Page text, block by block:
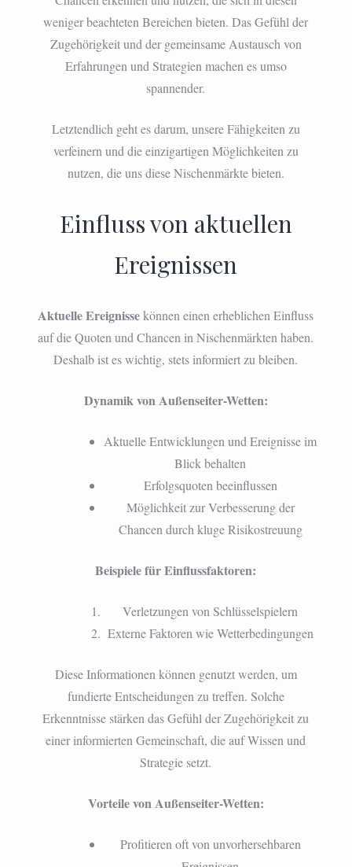
weniger beachteten Bereichen bieten. Das Gefühl der
Zugehörigkeit und der gemeinsame Austausch von
Erfahrungen und Strategien machen es umso
spannender.
Letztendlich geht es darum, unsere Fähigkeiten zu
verfeinern und die einzigartigen Möglichkeiten zu
nutzen, die uns diese Nischenmärkte bieten.
Einfluss von aktuellen
Ereignissen
Aktuelle Ereignissekönnen einen erheblichen Einfluss
auf die Quoten und Chancen in Nischenmärkten haben.
Deshalb ist es wichtig, stets informiert zu bleiben.
Dynamik von Außenseiter-Wetten:
Aktuelle Entwicklungen und Ereignisse im
Blick behalten
Erfolgsquoten beeinflussen
Möglichkeit zur Verbesserung der
Chancen durch kluge Risikostreuung
Beispiele für Einflussfaktoren:
Verletzungen von Schlüsselspielern
Externe Faktoren wie Wetterbedingungen
Diese Informationen können genutzt werden, um
fundierte Entscheidungen zu treffen. Solche
Erkenntnisse stärken das Gefühl der Zugehörigkeit zu
einer informierten Gemeinschaft, die auf Wissen und
Strategie setzt.
Vorteile von Außenseiter-Wetten:
Profitieren oft von unvorhersehbaren